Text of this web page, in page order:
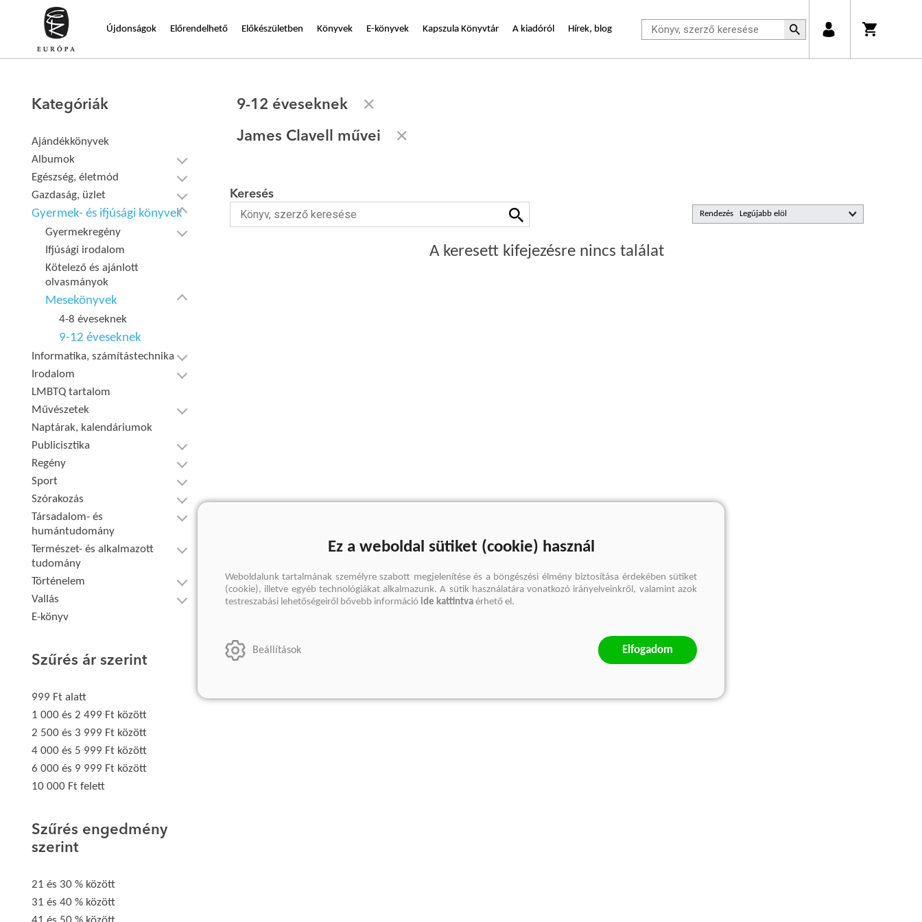
Újdonságok Előrendelhető Előkészületben Könyvek E-könyvek Kapszula Könyvtár A kiadóról Hírek, blog
Kategóriák
Ajándékkönyvek
Albumok
Egészség, életmód
Gazdaság, üzlet
Gyermek- és ifjúsági könyvek
Gyermekregény
Ifjúsági irodalom
Kötelező és ajánlott
olvasmányok
Mesekönyvek
4-8 éveseknek
9-12 éveseknek
Informatika, számítástechnika
Irodalom
LMBTQ tartalom
Művészetek
Naptárak, kalendáriumok
Publicisztika
Regény
Sport
Szórakozás
Társadalom- és
humántudomány
Természet- és alkalmazott
tudomány
Történelem
Vallás
E-könyv
Szűrés ár szerint
999 Ft alatt
1 000 és 2 499 Ft között
2 500 és 3 999 Ft között
4 000 és 5 999 Ft között
6 000 és 9 999 Ft között
10 000 Ft felett
Szűrés engedmény
szerint
21 és 30 % között
31 és 40 % között
9-12 éveseknek
James Clavell művei
Rendezés
Keresés
A keresett kifejezésre nincs találat
Ez a weboldal sütiket (cookie) használ
Weboldalunk tartalmának személyre szabott megjelenítése és a böngészési élmény biztosítása érdekében sütiket
(cookie), illetve egyéb technológiákat alkalmazunk. A sütik használatára vonatkozó irányelveinkről, valamint azok
testreszabási lehetőségeiről bővebb információ ide kattintva érhető el.
Beállítások Elfogadom